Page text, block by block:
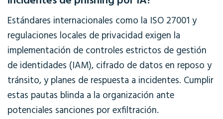
Estándares internacionales como la ISO 27001 y
regulaciones locales de privacidad exigen la
implementación de controles estrictos de gestión
de identidades (IAM), cifrado de datos en reposo y
tránsito, y planes de respuesta a incidentes. Cumplir
estas pautas blinda a la organización ante
potenciales sanciones por exfiltración.